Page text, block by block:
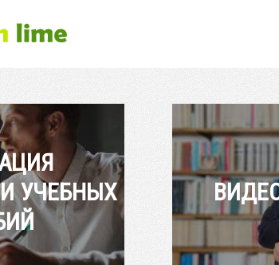
УЧЕБНЫХ